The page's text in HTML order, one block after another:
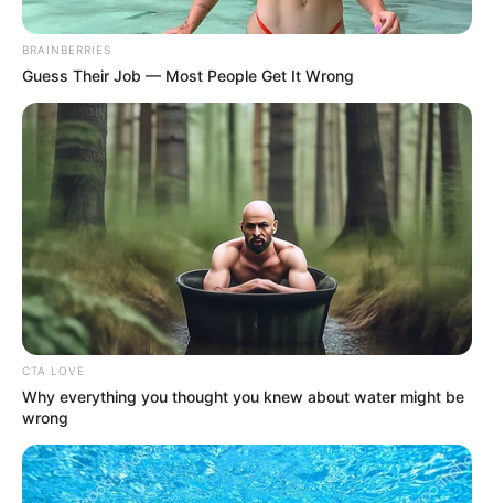
PostedFriss hírek
Rendkívüli bejelentést tett
Orbán Viktor: Kiderült, mire
készül a volt miniszterelnök
bySzerző May 26, 2026
BRAINBERRIES
Guess Their Job — Most People Get It Wrong
CTA LOVE
Why everything you thought you knew about water might be
wrong